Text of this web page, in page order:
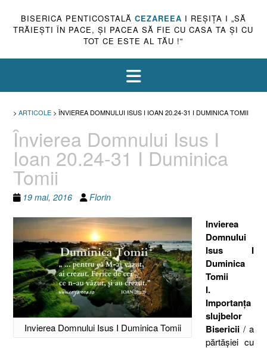
BISERICA PENTICOSTALĂ CEZAREEA I REŞIŢA I „SĂ
TRĂIEŞTI ÎN PACE, ŞI PACEA SĂ FIE CU CASA TA ŞI CU
TOT CE ESTE AL TĂU !”
> ARTICOLE > ÎNVIEREA DOMNULUI ISUS I IOAN 20.24-31 I DUMINICA TOMII
Învierea Domnului Isus I
Ioan 20.24-31 I Duminica
Tomii
19 mai, 2016 Florin
Invierea Domnului Isus I Duminica Tomii
Invierea
Domnului
Isus I
Duminica
Tomii
I.
Importanţa
slujbelor
Bisericii/ a
părtăşiei cu